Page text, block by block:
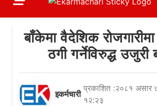
बाँकेमा वैदेशिक
ठगी गर्नेविरुद्ध उजुरी
इकर्मचारी
प्रकाशित :२०८१ असार
१२:२३